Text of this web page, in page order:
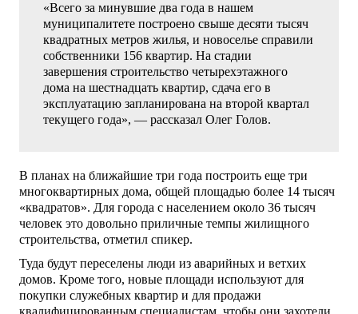
«Всего за минувшие два года в нашем
муниципалитете построено свыше десяти тысяч
квадратных метров жилья, и новоселье справили
собственники 156 квартир. На стадии
завершения строительство четырехэтажного
дома на шестнадцать квартир, сдача его в
эксплуатацию запланирована на второй квартал
текущего года», — рассказал Олег Голов.
В планах на ближайшие три года построить еще три
многоквартирных дома, общей площадью более 14 тысяч
«квадратов». Для города с населением около 36 тысяч
человек это довольно приличные темпы жилищного
строительства, отметил спикер.
Туда будут переселены люди из аварийных и ветхих
домов. Кроме того, новые площади используют для
покупки служебных квартир и для продажи